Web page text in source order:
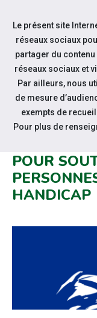
Aller au contenu
Notre
PLAN DE
POUR
HANDICAP
Le présent site
réseaux sociaux
partager du
réseaux sociaux et
Par ailleurs, nous
de mesure
exempts de
Pour plus de